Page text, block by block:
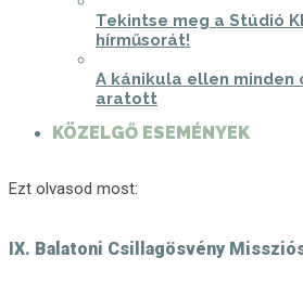
Tekintse meg a Stúdió
hírműsorát!
A kánikula ellen
aratott
KÖZELGŐ ESEMÉNYEK
Ezt olvasod most:
IX. Balatoni Csillagösvény